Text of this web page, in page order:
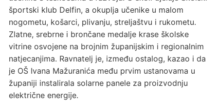
športski klub Delfin, a okuplja učenike u malom
nogometu, košarci, plivanju, streljaštvu i rukometu.
Zlatne, srebrne i brončane medalje krase školske
vitrine osvojene na brojnim županijskim i regionalnim
natjecanjima. Ravnatelj je, između ostalog, kazao i da
je OŠ Ivana Mažuranića među prvim ustanovama u
županiji instalirala solarne panele za proizvodnju
električne energije.